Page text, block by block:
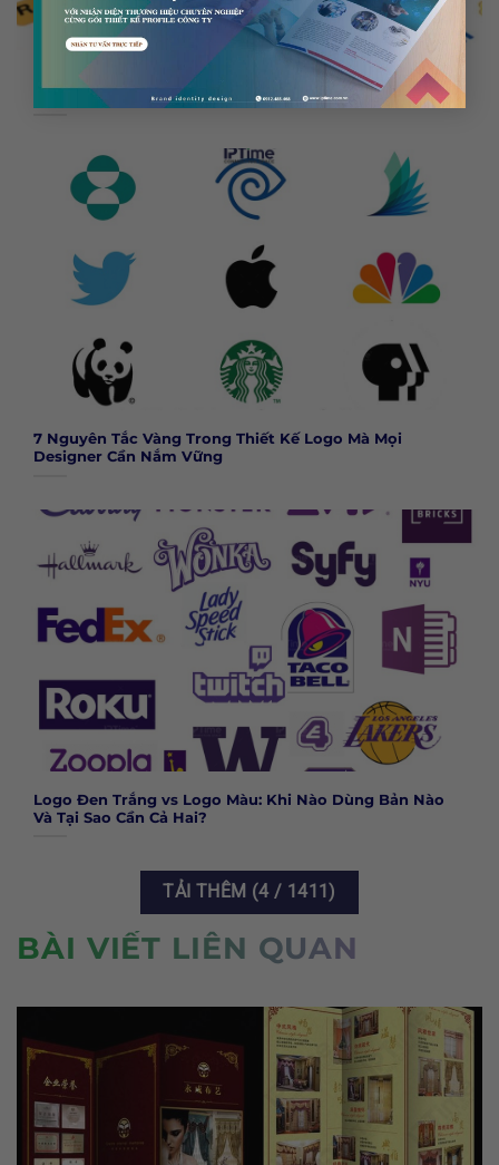
Logo Wordmark, Lettermark Hay Biểu Tượng: Doanh
Nghiệp Của Bạn Hợp Loại Nào?
7 Nguyên Tắc Vàng Trong Thiết Kế Logo Mà Mọi
Designer Cần Nắm Vững
Logo Đen Trắng vs Logo Màu: Khi Nào Dùng Bản Nào
Và Tại Sao Cần Cả Hai?
TẢI THÊM (4 / 1411)
BÀI VIẾT LIÊN QUAN